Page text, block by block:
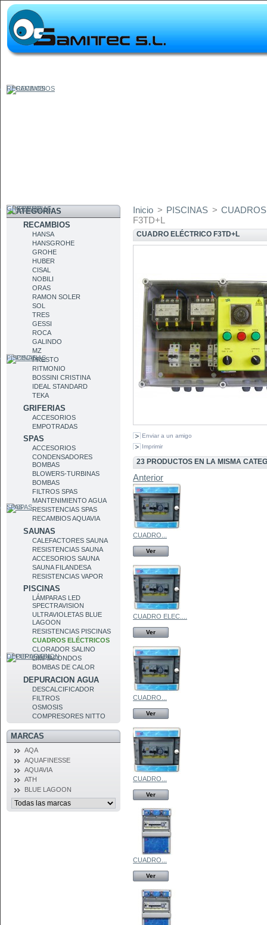
RECAMBIOS
GRIFERIAS
PISCINAS
SPAS
DEPURACION
CATEGORÍAS
RECAMBIOS
HANSA
HANSGROHE
GROHE
HUBER
CISAL
NOBILI
ORAS
RAMON SOLER
SOL
TRES
GESSI
ROCA
GALINDO
MZ
PRESTO
RITMONIO
BOSSINI CRISTINA
IDEAL STANDARD
TEKA
GRIFERIAS
ACCESORIOS
EMPOTRADAS
SPAS
ACCESORIOS
CONDENSADORES
BOMBAS
BLOWERS-TURBINAS
BOMBAS
FILTROS SPAS
MANTENIMIENTO AGUA
RESISTENCIAS SPAS
RECAMBIOS AQUAVIA
SAUNAS
CALEFACTORES SAUNA
RESISTENCIAS SAUNA
ACCESORIOS SAUNA
SAUNA FILANDESA
RESISTENCIAS VAPOR
PISCINAS
LÁMPARAS LED
SPECTRAVISION
ULTRAVIOLETAS BLUE
LAGOON
RESISTENCIAS PISCINAS
CUADROS ELÉCTRICOS
CLORADOR SALINO
LIMPIAFONDOS
BOMBAS DE CALOR
DEPURACION AGUA
DESCALCIFICADOR
FILTROS
OSMOSIS
COMPRESORES NITTO
MARCAS
AQA
AQUAFINESSE
AQUAVIA
ATH
BLUE LAGOON
Inicio > PISCINAS >
F3TD+L
CUADRO ELÉCTRICO F3TD+L
Enviar a un amigo
Imprimir
23 PRODUCTOS EN LA MISMA
Anterior
CUADRO...
Ver
CUADRO ELEC....
Ver
CUADRO...
Ver
CUADRO...
Ver
CUADRO...
Ver